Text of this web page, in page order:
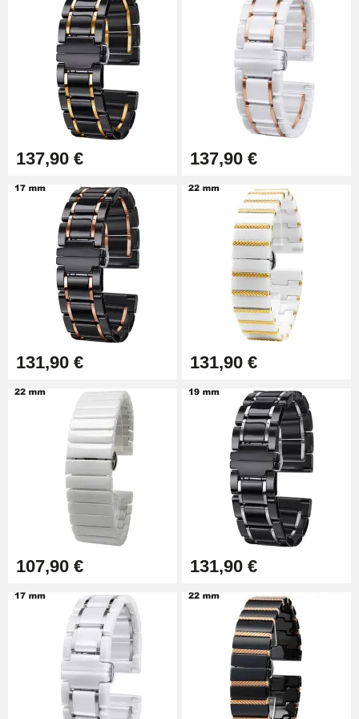
4,90 €
Outil Changement Bracelet
49,92 €
Outil Bracelet Montre pas cher
34,92 €
Kit pour Raccourcir Bracelet
Montre
7,90 €
Kit Réparation Montre Débutant
Pied à Coulisse Numérique
9,90 €
26,90 €
Marteau Horloger pour Goupille
3,90 €
Kit pour Réduire Bracelet
Montre Métal
137,90 € 137,90 €
131,90 € 131,90 €
107,90 € 131,90 €